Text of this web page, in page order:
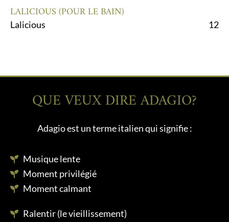
LALICIOUS (POUR LE BAIN)
Lalicious 12
QUE VEUX DIRE ADAGIO?
Adagio est un terme italien qui signifie :
Musique lente
Moment privilégié
Moment calmant
Ralentir (le vieillissement)